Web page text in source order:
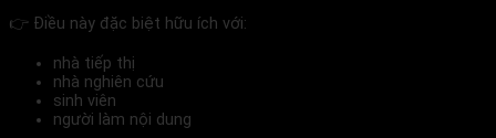
👉 Điều này đặc biệt hữu ích với:
nhà tiếp thị
nhà nghiên cứu
sinh viên
người làm nội dung